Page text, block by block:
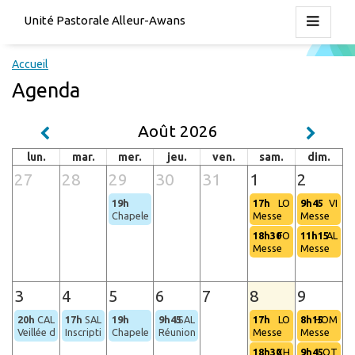
Unité Pastorale Alleur-Awans
Accueil
Agenda
Août 2026
lun. mar. mer. jeu. ven. sam. dim.
27 28 29 30 31 1 2
19h
Chapelet (Hognoul)
17h
LO
Messe
9h45 VI
Messe
18h30FO
Messe
11h15AL
Messe
3 4 5 6 7 8 9
20h CAL
Veillée de prière
17h SAL
Inscription pour les baptêmes des bébés
19h
Chapelet (Hognoul)
9h45SAL
Réunion de l'équipe liturgique
17h
LO
Messe
8h15HOM
Messe
18h30XH
9h45OT